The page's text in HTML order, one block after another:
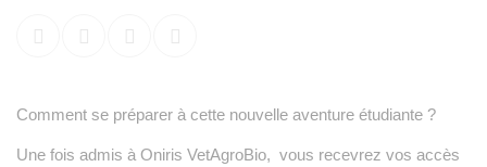
Comment se préparer à cette nouvelle aventure étudiante ?
Une fois admis à Oniris VetAgroBio, vous recevrez vos accès